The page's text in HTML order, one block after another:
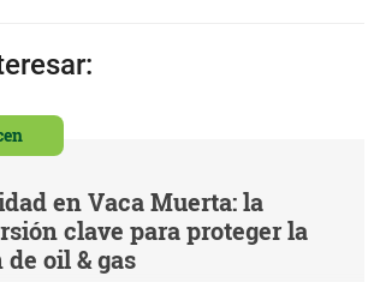
en Vaca Muerta: la
clave para proteger la
oil & gas